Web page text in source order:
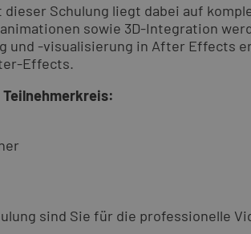
dieser Schulung liegt dabei auf
sowie 3D-Integration
und -visualisierung in After Effects
Effects.
sind Sie für die professionelle